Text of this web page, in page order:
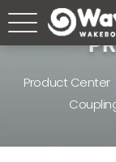
Product Center